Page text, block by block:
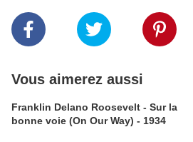
Vous aimerez aussi
Franklin Delano Roosevelt - Sur la
bonne voie (On Our Way) - 1934